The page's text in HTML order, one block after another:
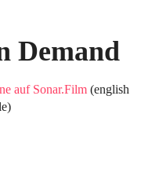
Demand
auf Sonar.Film(english